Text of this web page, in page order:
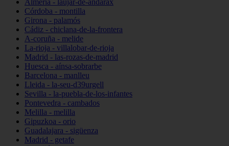
Almería - láujar-de-andarax
Córdoba - montilla
Girona - palamós
Cádiz - chiclana-de-la-frontera
A-coruña - melide
La-rioja - villalobar-de-rioja
Madrid - las-rozas-de-madrid
Huesca - aínsa-sobrarbe
Barcelona - manlleu
Lleida - la-seu-d39urgell
Sevilla - la-puebla-de-los-infantes
Pontevedra - cambados
Melilla - melilla
Gipuzkoa - orio
Guadalajara - sigüenza
Madrid - getafe